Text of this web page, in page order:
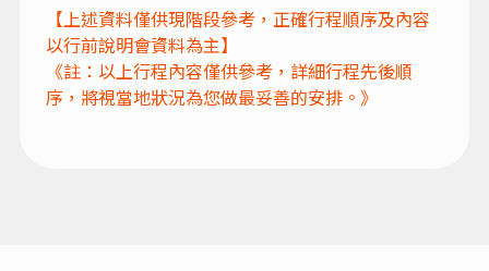
泉僅需步行五分鐘便可抵達，周邊也鄰近荖濃
溪泛舟起點，晨間朝露、午後山嵐、夜暮星
辰，每一刻都有不同的意境與感動，內有露天
泉池，在最私隱的空間沁享溫泉於天地之間。
18:00~寶來山澤居山產風味晚餐。